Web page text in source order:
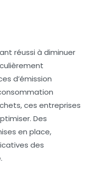
réussi à diminuer
d’émission
, ces entreprises
Des
en place,
des